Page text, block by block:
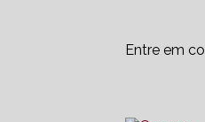
Entre em